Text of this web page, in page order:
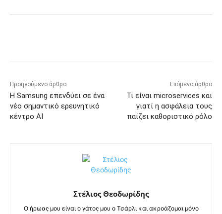
Προηγούμενο άρθρο
Η Samsung επενδύει σε ένα
νέο σημαντικό ερευνητικό
κέντρο AI
Επόμενο άρθρο
Τι είναι microservices και
γιατί η ασφάλεια τους
παίζει καθοριστικό ρόλο
Στέλιος Θεοδωρίδης
Ο ήρωας μου είναι ο γάτος μου ο Τσάρλι και ακροάζομαι μόνο